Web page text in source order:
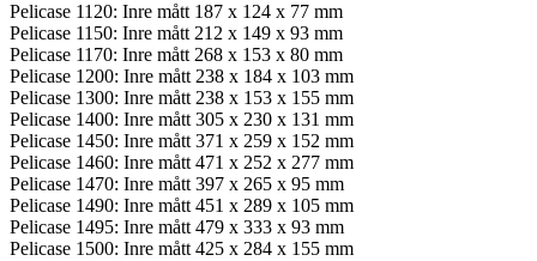
Pelicase 1120: Inre mått 187 x 124 x 77 mm
Pelicase 1150: Inre mått 212 x 149 x 93 mm
Pelicase 1170: Inre mått 268 x 153 x 80 mm
Pelicase 1200: Inre mått 238 x 184 x 103 mm
Pelicase 1300: Inre mått 238 x 153 x 155 mm
Pelicase 1400: Inre mått 305 x 230 x 131 mm
Pelicase 1450: Inre mått 371 x 259 x 152 mm
Pelicase 1460: Inre mått 471 x 252 x 277 mm
Pelicase 1470: Inre mått 397 x 265 x 95 mm
Pelicase 1490: Inre mått 451 x 289 x 105 mm
Pelicase 1495: Inre mått 479 x 333 x 93 mm
Pelicase 1500: Inre mått 425 x 284 x 155 mm